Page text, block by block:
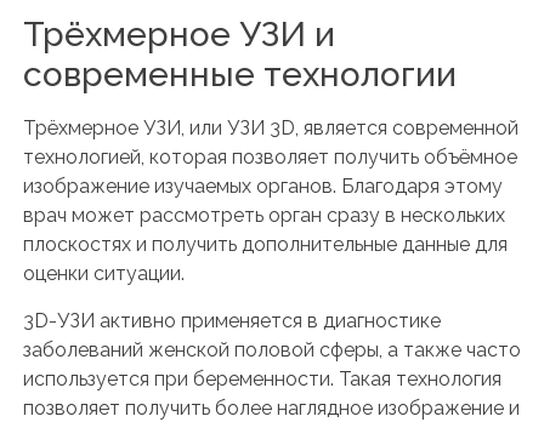
Трёхмерное УЗИ и
современные технологии
Трёхмерное УЗИ, или УЗИ 3D, является современной
технологией, которая позволяет получить объёмное
изображение изучаемых органов. Благодаря этому
врач может рассмотреть орган сразу в нескольких
плоскостях и получить дополнительные данные для
оценки ситуации.
3D-УЗИ активно применяется в диагностике
заболеваний женской половой сферы, а также часто
используется при беременности. Такая технология
позволяет получить более наглядное изображение и